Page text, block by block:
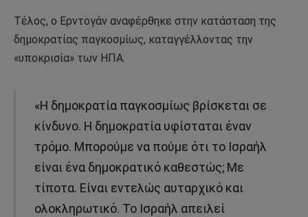
Τέλος, ο Ερντογάν αναφέρθηκε στην κατάσταση της
δημοκρατίας παγκοσμίως, καταγγέλλοντας την
«υποκρισία» των ΗΠΑ.
«Η δημοκρατία παγκοσμίως βρίσκεται σε
κίνδυνο. Η δημοκρατία υφίσταται έναν
τρόμο. Μπορούμε να πούμε ότι το Ισραήλ
είναι ένα δημοκρατικό καθεστώς; Με
τίποτα. Είναι εντελώς αυταρχικό και
ολοκληρωτικό. Το Ισραήλ απειλεί